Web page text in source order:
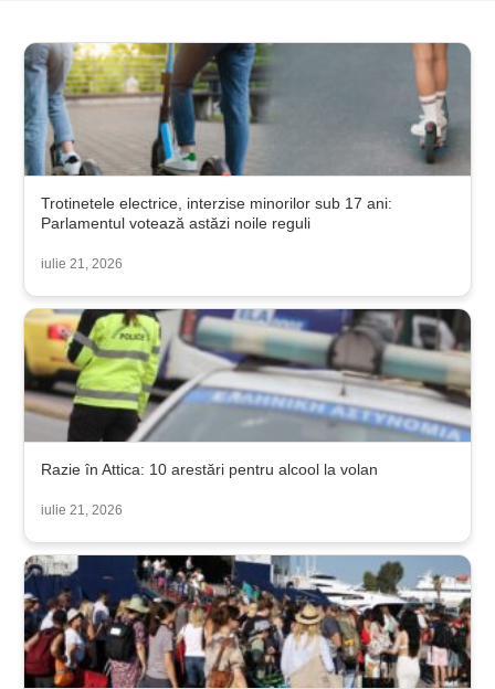
Trotinetele electrice, interzise minorilor sub 17 ani:
Parlamentul votează astăzi noile reguli
iulie 21, 2026
Razie în Attica: 10 arestări pentru alcool la volan
iulie 21, 2026